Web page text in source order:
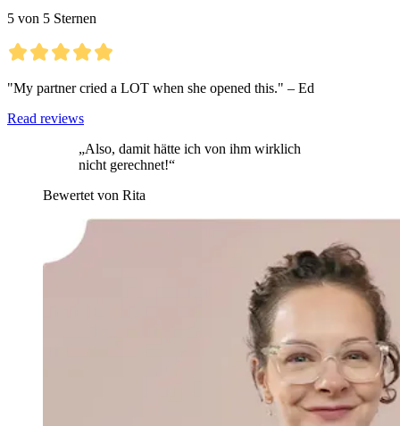
5 von 5 Sternen
"My partner cried a LOT when she opened this." – Ed
Read reviews
„Also, damit hätte ich von ihm wirklich
nicht gerechnet!“
Bewertet von Rita